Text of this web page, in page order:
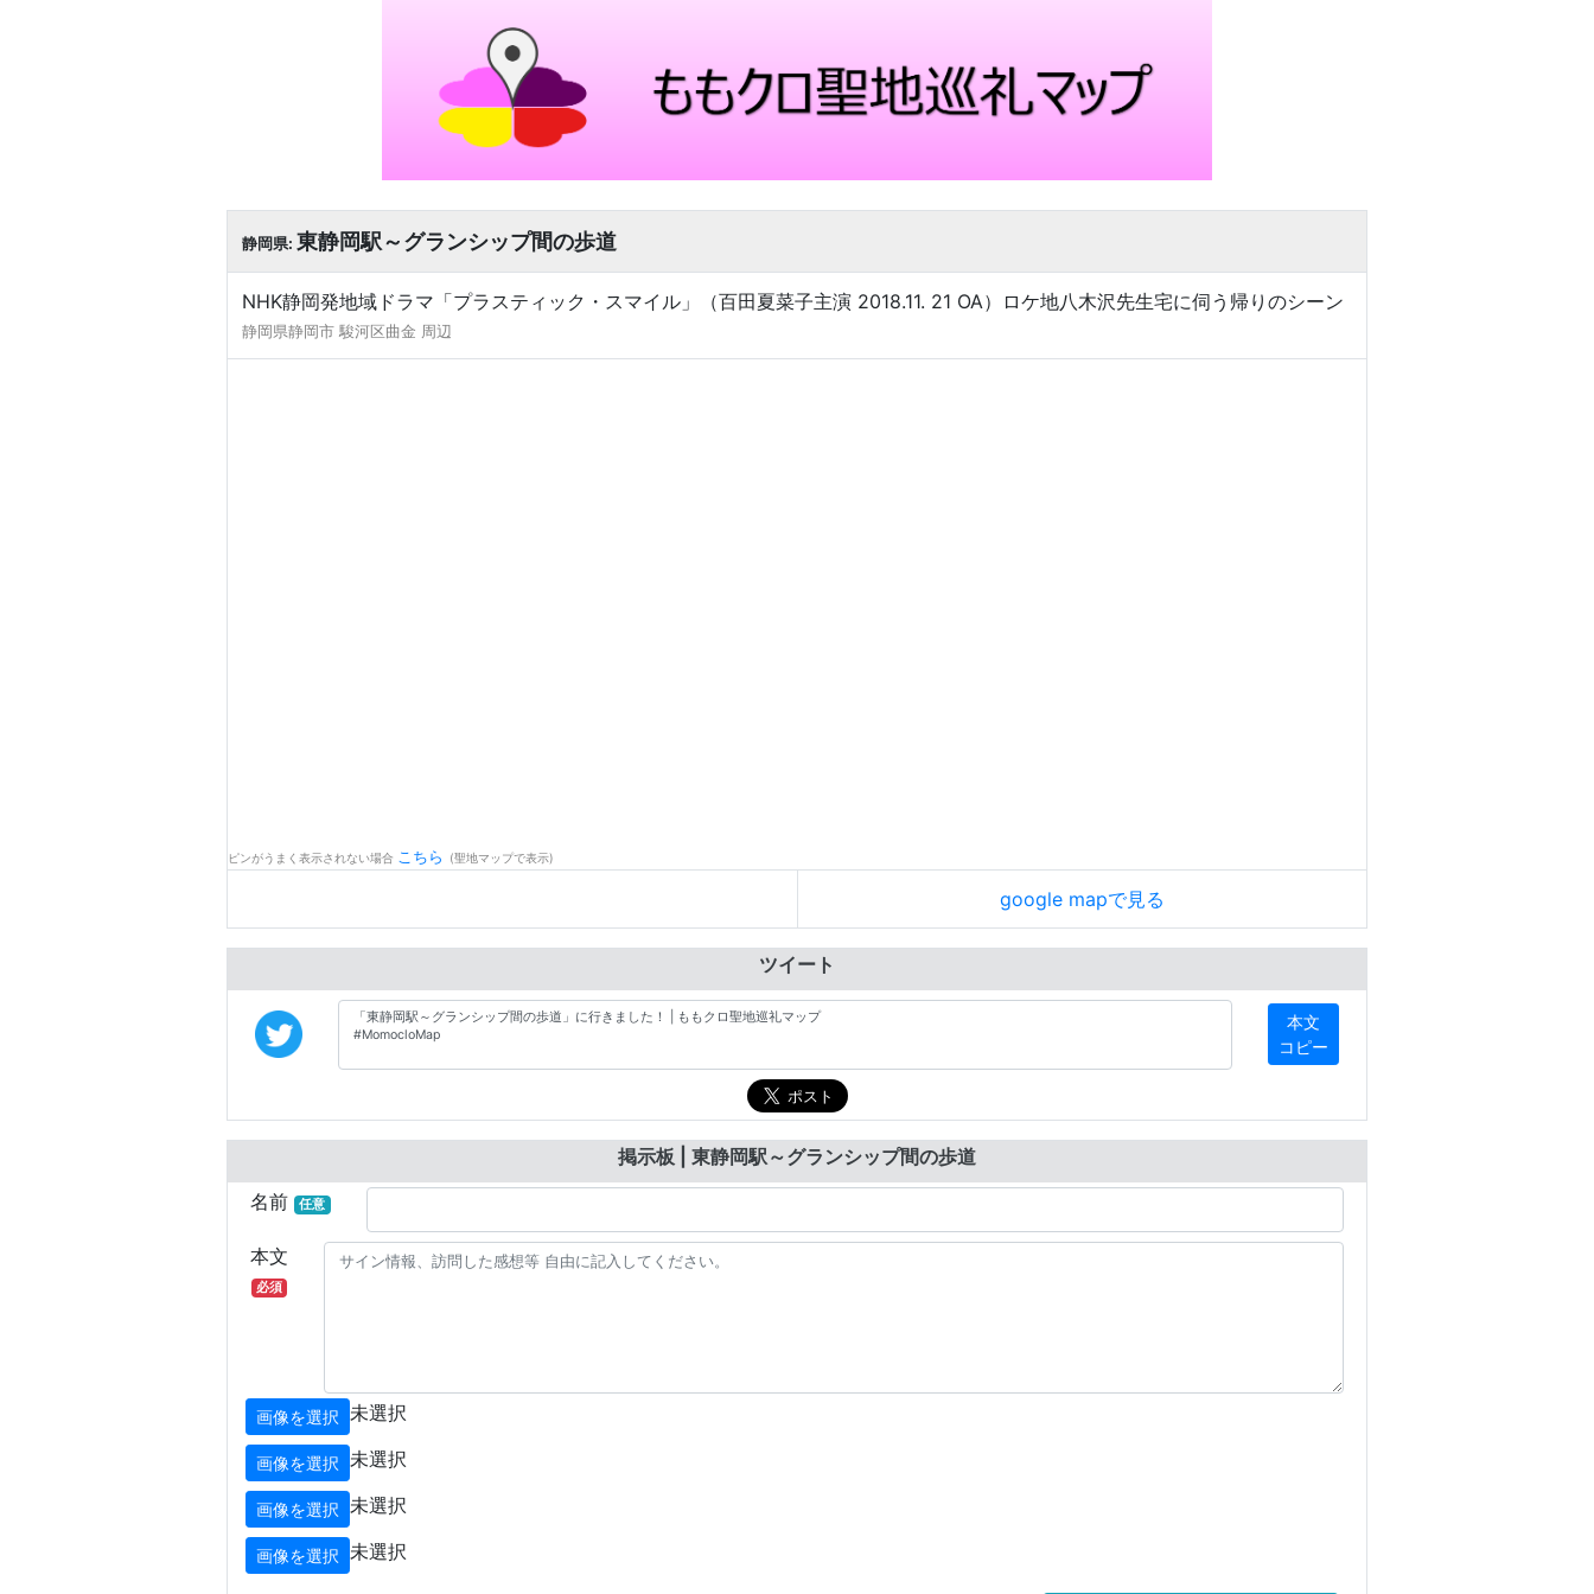
静岡県: 東静岡駅～グランシップ間の歩道
NHK静岡発地域ドラマ「プラスティック・スマイル」（百田夏菜子主演 2018.11. 21 OA）ロケ地八木沢先生宅に伺う帰りのシーン
静岡県静岡市 駿河区曲金 周辺
ピンがうまく表示されない場合 こちら (聖地マップで表示)
google mapで見る
ツイート
本文
コピー
掲示板 | 東静岡駅～グランシップ間の歩道
名前
任意
本文
必須
画像を選択 未選択
画像を選択 未選択
画像を選択 未選択
画像を選択 未選択